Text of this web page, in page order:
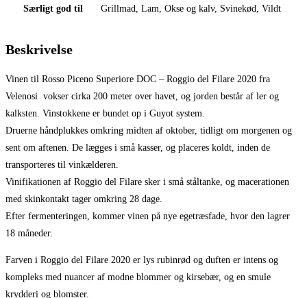
Særligt god til Grillmad, Lam, Okse og kalv, Svinekød, Vildt
Beskrivelse
Vinen til Rosso Piceno Superiore DOC – Roggio del Filare 2020 fra
Velenosi vokser cirka 200 meter over havet, og jorden består af ler og
kalksten. Vinstokkene er bundet op i Guyot system.
Druerne håndplukkes omkring midten af oktober, tidligt om morgenen og
sent om aftenen. De lægges i små kasser, og placeres koldt, inden de
transporteres til vinkælderen.
Vinifikationen af Roggio del Filare sker i små ståltanke, og macerationen
med skinkontakt tager omkring 28 dage.
Efter fermenteringen, kommer vinen på nye egetræsfade, hvor den lagrer
18 måneder.
Farven i Roggio del Filare 2020 er lys rubinrød og duften er intens og
kompleks med nuancer af modne blommer og kirsebær, og en smule
krydderi og blomster.